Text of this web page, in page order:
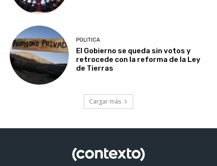
POLITICA
El Gobierno se queda sin votos y
retrocede con la reforma de la Ley
de Tierras
Cargar más